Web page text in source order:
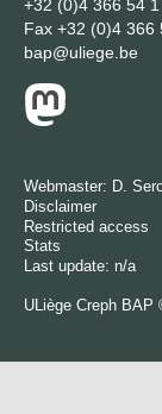
+32 (0)4 366 54
Fax +32 (0)4 366
bap@uliege.be
Webmaster: D.
Disclaimer
Restricted access
Stats
Last update: n/a
ULiège Creph BAP